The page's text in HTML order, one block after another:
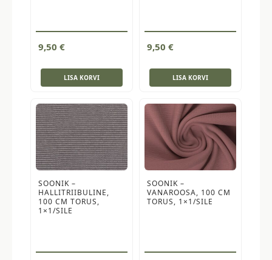
9,50 €
LISA KORVI
9,50 €
LISA KORVI
SOONIK –
HALLITRIIBULINE,
100 CM TORUS,
1×1/SILE
SOONIK –
VANAROOSA, 100 CM
TORUS, 1×1/SILE